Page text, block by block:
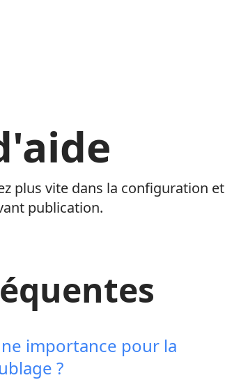
plus vite dans la configuration et
publication.
importance pour la
?